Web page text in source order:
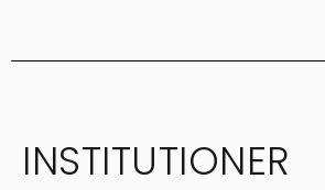
INSTITUTIONER